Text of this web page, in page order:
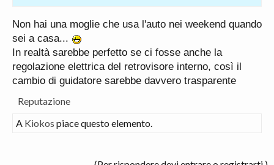
Non hai una moglie che usa l'auto nei weekend quando
sei a casa...
In realtà sarebbe perfetto se ci fosse anche la
regolazione elettrica del retrovisore interno, così il
cambio di guidatore sarebbe davvero trasparente
Reputazione
A Kiokos piace questo elemento.